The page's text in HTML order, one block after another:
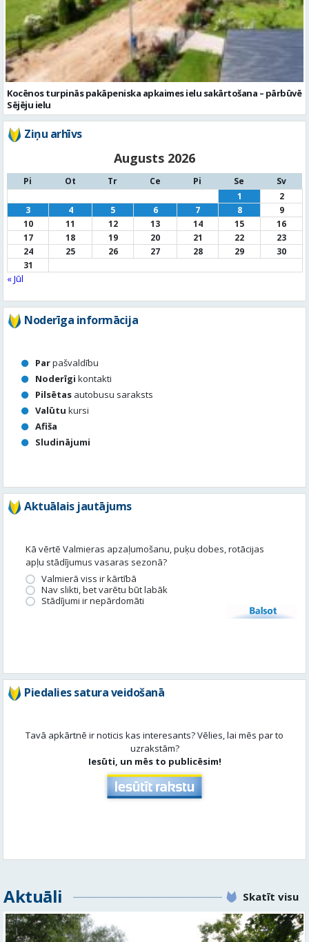
Kocēnos turpinās pakāpeniska apkaimes ielu sakārtošana – pārbūvē
Sējēju ielu
Ziņu arhīvs
Augusts 2026
Pi Ot Tr Ce Pi Se
Sv
1
2
3
4 5 6 7 8
9
10
11 12 13 14 15
16
17
18 19 20 21 22
23
24
25 26 27 28 29
30
31
« Jūl
Noderīga informācija
Parpašvaldību
Noderīgi kontakti
Pilsētas autobusu saraksts
Valūtu kursi
Afiša
Sludinājumi
Aktuālais jautājums
Kā vērtē Valmieras apzaļumošanu, puķu dobes, rotācijas
apļu stādījumus vasaras sezonā?
Valmierā viss ir kārtībā
Nav slikti, bet varētu būt labāk
Stādījumi ir nepārdomāti
Balsot
Piedalies satura veidošanā
Tavā apkārtnē ir noticis kas interesants? Vēlies, lai mēs par to
uzrakstām?
Iesūti, un mēs to publicēsim!
Aktuāli Skatīt visu